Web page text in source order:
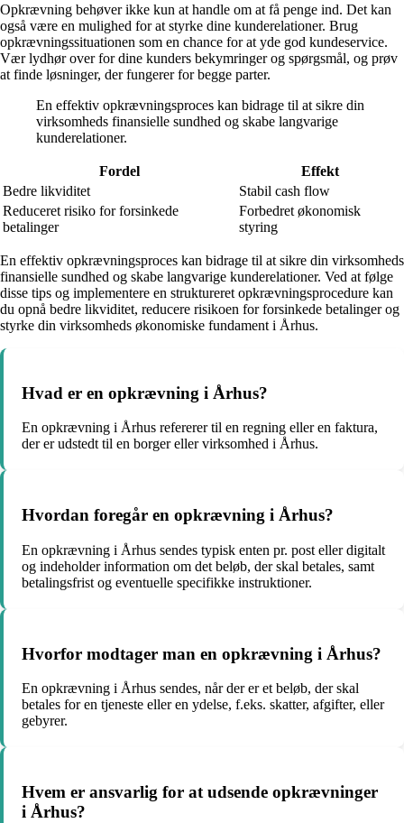
Opkrævning behøver ikke kun at handle om at få penge ind. Det kan
også være en mulighed for at styrke dine kunderelationer. Brug
opkrævningssituationen som en chance for at yde god kundeservice.
Vær lydhør over for dine kunders bekymringer og spørgsmål, og prøv
at finde løsninger, der fungerer for begge parter.
En effektiv opkrævningsproces kan bidrage til at sikre din
virksomheds finansielle sundhed og skabe langvarige
kunderelationer.
Fordel
Effekt
Bedre likviditet
Stabil cash flow
Reduceret risiko for forsinkede
betalinger
Forbedret økonomisk
styring
En effektiv opkrævningsproces kan bidrage til at sikre din virksomheds
finansielle sundhed og skabe langvarige kunderelationer. Ved at følge
disse tips og implementere en struktureret opkrævningsprocedure kan
du opnå bedre likviditet, reducere risikoen for forsinkede betalinger og
styrke din virksomheds økonomiske fundament i Århus.
Hvad er en opkrævning i Århus?
En opkrævning i Århus refererer til en regning eller en faktura,
der er udstedt til en borger eller virksomhed i Århus.
Hvordan foregår en opkrævning i Århus?
En opkrævning i Århus sendes typisk enten pr. post eller digitalt
og indeholder information om det beløb, der skal betales, samt
betalingsfrist og eventuelle specifikke instruktioner.
Hvorfor modtager man en opkrævning i Århus?
En opkrævning i Århus sendes, når der er et beløb, der skal
betales for en tjeneste eller en ydelse, f.eks. skatter, afgifter, eller
gebyrer.
Hvem er ansvarlig for at udsende opkrævninger
i Århus?